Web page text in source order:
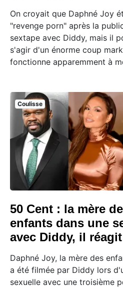
On croyait que Daphné Joy
"revenge porn" après la
sextape avec Diddy, mais il
s'agir d'un énorme coup
fonctionne apparemment à
Coulisse
50 Cent : la mère
enfants dans une
avec Diddy, il réagit
Daphné Joy, la mère des
a été filmée par Diddy lors
sexuelle avec une troisième